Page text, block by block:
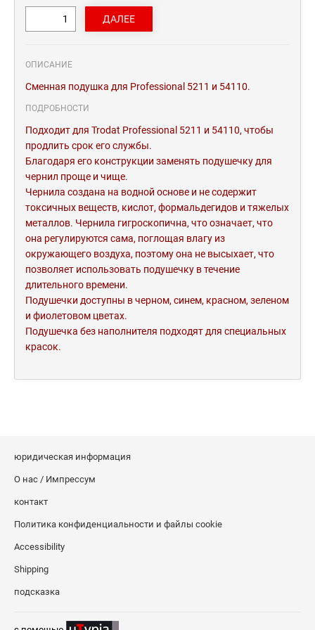
ОПИСАНИЕ
Сменная подушка для Professional 5211 и 54110.
ПОДРОБНОСТИ
Подходит для Trodat Professional 5211 и 54110, чтобы
продлить срок его службы.
Благодаря его конструкции заменять подушечку для
чернил проще и чище.
Чернила создана на водной основе и не содержит
токсичных веществ, кислот, формальдегидов и тяжелых
металлов. Чернила гигроскопична, что означает, что
она регулируются сама, поглощая влагу из
окружающего воздуха, поэтому она не высыхает, что
позволяет использовать подушечку в течение
длительного времени.
Подушечки доступны в черном, синем, красном, зеленом
и фиолетовом цветах.
Подушечка без наполнителя подходят для специальных
красок.
юридическая информация
О нас / Импрессум
контакт
Политика конфиденциальности и файлы cookie
Accessibility
Shipping
подсказка